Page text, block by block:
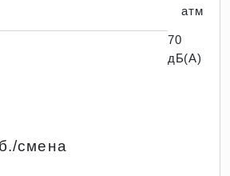
атм
70
дБ(А)
смена